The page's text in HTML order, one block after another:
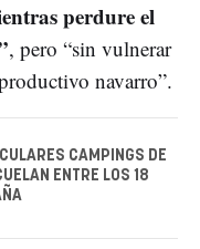
perdure el
, pero “sin vulnerar
navarro”.
CAMPINGS DE
ENTRE LOS 18